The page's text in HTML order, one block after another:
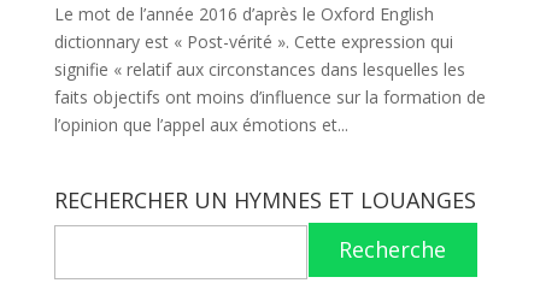
Le mot de l’année 2016 d’après le Oxford English
dictionnary est « Post-vérité ». Cette expression qui
signifie « relatif aux circonstances dans lesquelles les
faits objectifs ont moins d’influence sur la formation de
l’opinion que l’appel aux émotions et...
RECHERCHER UN HYMNES ET LOUANGES
Recherche